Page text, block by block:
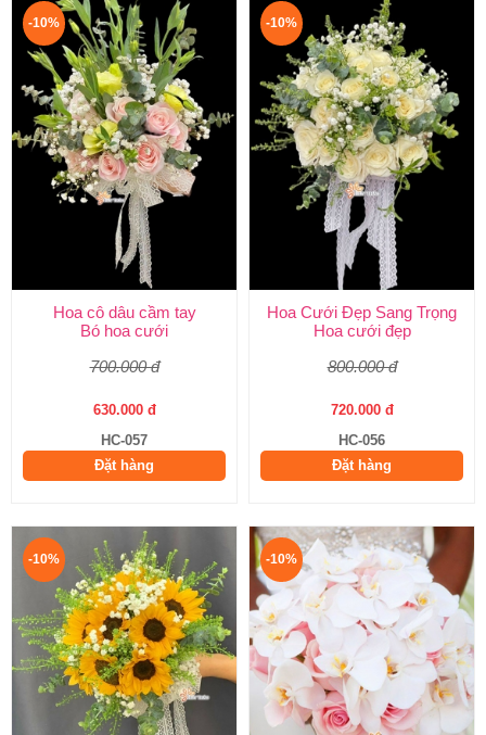
-10%
Hoa cô dâu cầm tay
Bó hoa cưới
700.000 đ
630.000 đ
HC-057
Đặt hàng
-10%
Hoa Cưới Đẹp Sang Trọng
Hoa cưới đẹp
800.000 đ
720.000 đ
HC-056
Đặt hàng
-10% -10%